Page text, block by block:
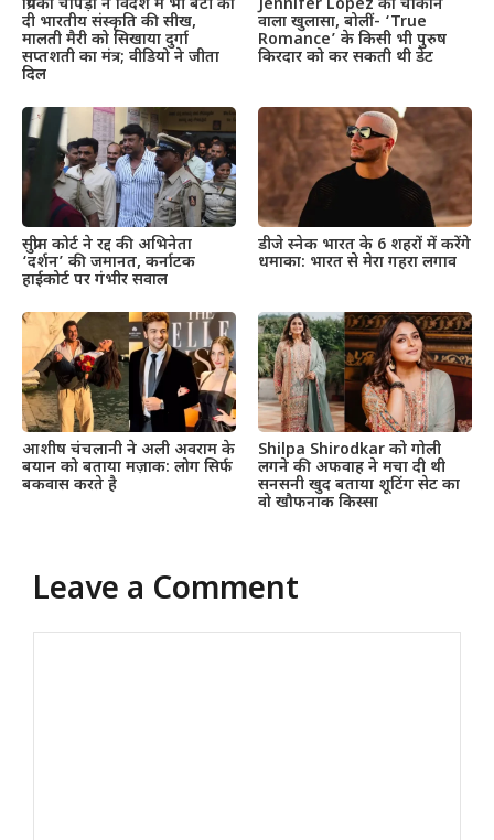
प्रियंका चोपड़ा ने विदेश में भी बेटी को
दी भारतीय संस्कृति की सीख,
मालती मैरी को सिखाया दुर्गा
सप्तशती का मंत्र; वीडियो ने जीता
दिल
Jennifer Lopez का चौंकाने
वाला खुलासा, बोलीं- ‘True
Romance’ के किसी भी पुरुष
किरदार को कर सकती थी डेट
सुप्रीम कोर्ट ने रद्द की अभिनेता
‘दर्शन’ की जमानत, कर्नाटक
हाईकोर्ट पर गंभीर सवाल
डीजे स्नेक भारत के 6 शहरों में करेंगे
धमाका: भारत से मेरा गहरा लगाव
आशीष चंचलानी ने अली अवराम के
बयान को बताया मज़ाक: लोग सिर्फ
बकवास करते है
Shilpa Shirodkar को गोली
लगने की अफवाह ने मचा दी थी
सनसनी खुद बताया शूटिंग सेट का
वो खौफनाक किस्सा
Leave a Comment